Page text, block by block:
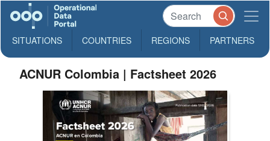
SITUATIONS COUNTRIES REGIONS PARTNERS
ACNUR Colombia | Factsheet 2026